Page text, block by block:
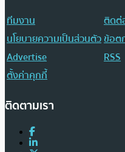
ทีมงาน
ติดต่
นโยบายความเป็นส่วนตัวข้อต
Advertise
RSS
ตั้งค่าคุกกี้
ติดตามเรา